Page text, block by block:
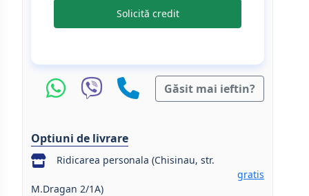
Solicită credit
Găsit mai ieftin?
Optiuni de livrare
Ridicarea personala (Chisinau, str.
M.Dragan 2/1A)
gratis